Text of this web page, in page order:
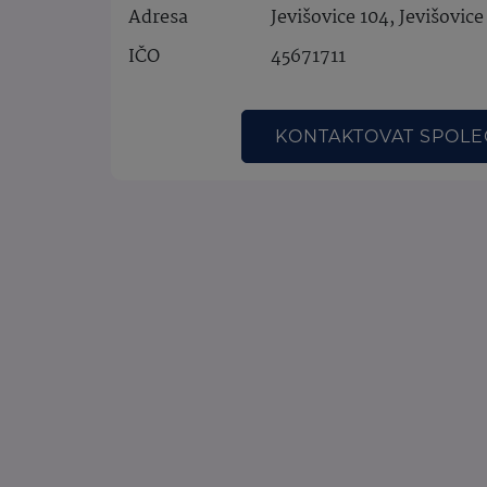
Adresa
Jevišovice 104, Jevišovice
IČO
45671711
KONTAKTOVAT